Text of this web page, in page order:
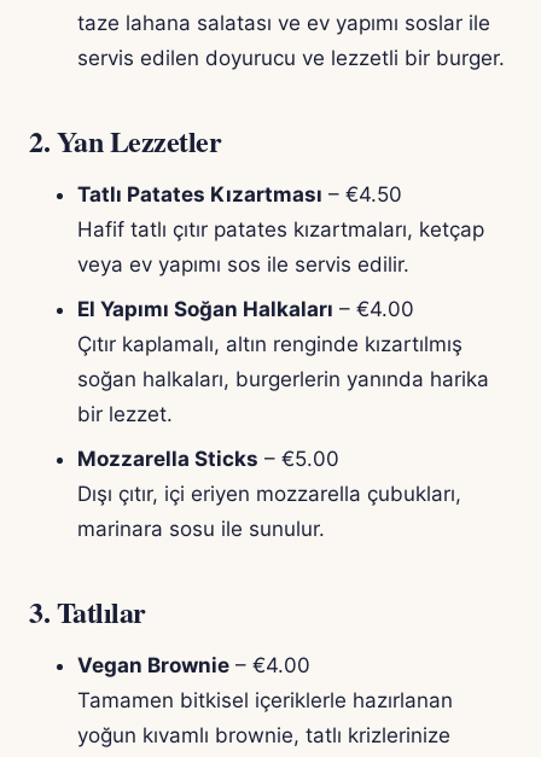
taze lahana salatası ve ev yapımı soslar ile
servis edilen doyurucu ve lezzetli bir burger.
2.Yan Lezzetler
Tatlı Patates Kızartması – €4.50
Hafif tatlı çıtır patates kızartmaları, ketçap
veya ev yapımı sos ile servis edilir.
El Yapımı Soğan Halkaları – €4.00
Çıtır kaplamalı, altın renginde kızartılmış
soğan halkaları, burgerlerin yanında harika
bir lezzet.
Mozzarella Sticks – €5.00
Dışı çıtır, içi eriyen mozzarella çubukları,
marinara sosu ile sunulur.
3.Tatlılar
Vegan Brownie – €4.00
Tamamen bitkisel içeriklerle hazırlanan
yoğun kıvamlı brownie, tatlı krizlerinize